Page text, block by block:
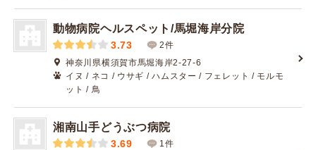
動物病院ヘルスペット/馬堀海岸分院
3.73
2件
神奈川県横須賀市馬堀海岸2-27-6
イヌ / ネコ / ウサギ / ハムスター / フェレット / モルモ
ット / 鳥
湘南山手どうぶつ病院
3.69
1件